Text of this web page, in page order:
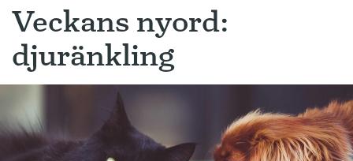
Veckans nyord:
djuränkling